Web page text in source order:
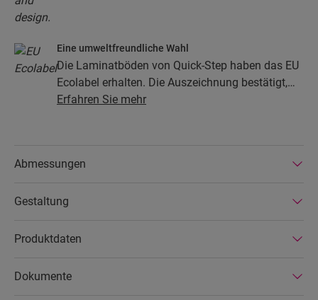
Eine umweltfreundliche Wahl
Die Laminatböden von Quick-Step haben das EU
Ecolabel erhalten. Die Auszeichnung bestätigt,
dass die Böden zu mindestens 80 % aus
hergestellt werden. Die Laminatböden von Quick-
erweiterte Produktgarantie abgedeckt. Außerdem
entfernen.
Erfahren Sie mehr
Abmessungen
Gestaltung
Produktdaten
Dokumente